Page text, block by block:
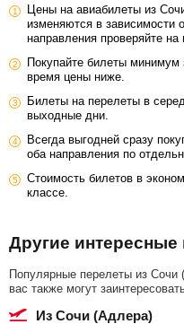
Цены на авиабилеты из
изменяются в зависимости
направления проверяйте на
Покупайте билеты минимум
время цены ниже.
Билеты на перелеты в
выходные дни.
Всегда выгодней сразу
оба направления по
Стоимость билетов в
классе.
Другие интересные
Популярные перелеты из Сочи
вас также могут
из Сочи (Адлера)